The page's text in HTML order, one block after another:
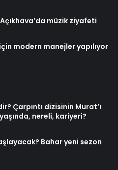
müzik ziyafeti
modern manejler yapılıyor
Çarpıntı dizisinin Murat’ı
nereli, kariyeri?
Bahar yeni sezon